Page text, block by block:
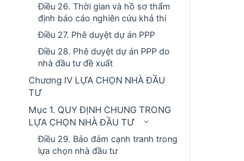
Điều 26. Thời gian và hồ sơ thẩm
định báo cáo nghiên cứu khả thi
Điều 27. Phê duyệt dự án PPP
Điều 28. Phê duyệt dự án PPP do
nhà đầu tư đề xuất
Chương IV LỰA CHỌN NHÀ ĐẦU
TƯ
Mục 1. QUY ĐỊNH CHUNG TRONG
LỰA CHỌN NHÀ ĐẦU TƯ
Điều 29. Bảo đảm cạnh tranh trong
lựa chọn nhà đầu tư